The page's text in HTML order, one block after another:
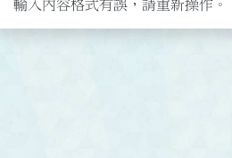
輸入內容格式有誤，請重新操作。